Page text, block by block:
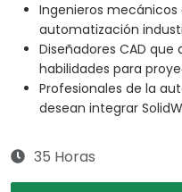
Ingenieros mecánicos
automatización
Diseñadores CAD que
habilidades para
Profesionales de la
desean integrar
35 Horas